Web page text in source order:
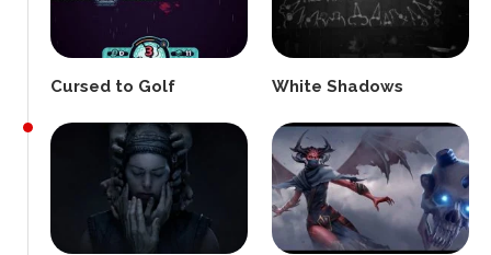
Cursed to Golf White Shadows